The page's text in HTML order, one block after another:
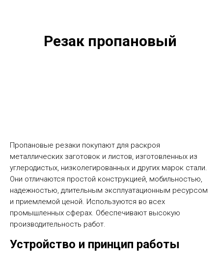
Резак пропановый
Пропановые резаки покупают для раскроя
металлических заготовок и листов, изготовленных из
углеродистых, низколегированных и других марок стали.
Они отличаются простой конструкцией, мобильностью,
надежностью, длительным эксплуатационным ресурсом
и приемлемой ценой. Используются во всех
промышленных сферах. Обеспечивают высокую
производительность работ.
Устройство и принцип работы